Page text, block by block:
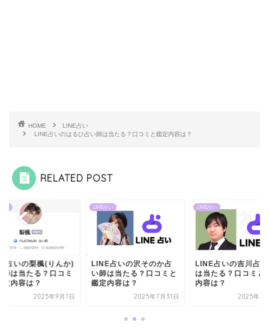
HOME
LINE占い
LINE占いのはるひ占い師は当たる？口コミと鑑定内容は？
RELATED POST
占いの梨楓(りんか)
師は当たる？口コミ
定内容は？
2025年9月1日
LINE占い
LINE占いの沢そのか占
い師は当たる？口コミと
鑑定内容は？
2025年7月31日
LINE占い
LINE占いの吉川占
は当たる？口コミと
内容は？
2025年9